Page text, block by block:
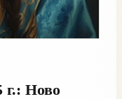
г.: Ново